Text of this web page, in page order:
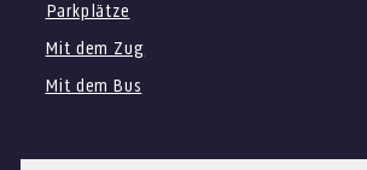
Parkplätze
Mit dem Zug
Mit dem Bus